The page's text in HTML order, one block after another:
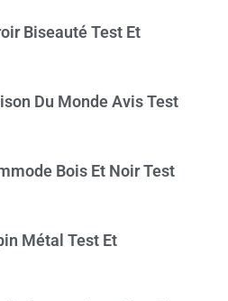
Biseauté Test Et
Du Monde Avis Test
Bois Et Noir Test
Métal Test Et